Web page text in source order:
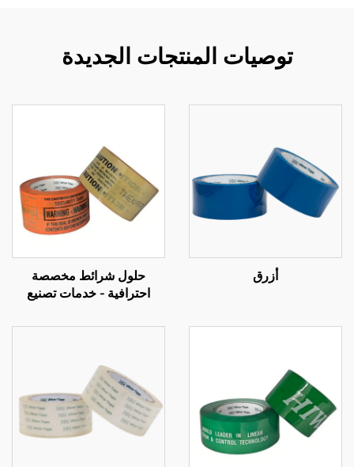
توصيات المنتجات الجديدة
أزرق
حلول شرائط مخصصة
احترافية - خدمات تصنيع
الطلب (OEM)